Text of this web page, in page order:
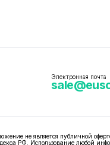
Электронная почта
не является публичной
РФ. Использование любой